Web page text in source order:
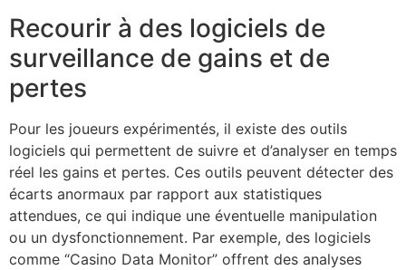
Recourir à des logiciels de
surveillance de gains et de
pertes
Pour les joueurs expérimentés, il existe des outils
logiciels qui permettent de suivre et d’analyser en temps
réel les gains et pertes. Ces outils peuvent détecter des
écarts anormaux par rapport aux statistiques
attendues, ce qui indique une éventuelle manipulation
ou un dysfonctionnement. Par exemple, des logiciels
comme “Casino Data Monitor” offrent des analyses